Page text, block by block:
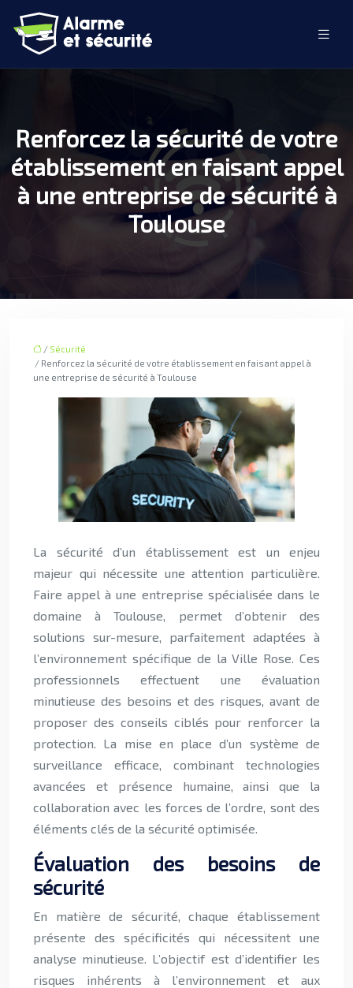
Renforcez la sécurité de votre
établissement en faisant appel
à une entreprise de sécurité à
Toulouse
/ Sécurité
/ Renforcez la sécurité de votre établissement en faisant appel à
une entreprise de sécurité à Toulouse
La sécurité d’un établissement est un enjeu
majeur qui nécessite une attention particulière.
Faire appel à une entreprise spécialisée dans le
domaine à Toulouse, permet d’obtenir des
solutions sur-mesure, parfaitement adaptées à
l’environnement spécifique de la Ville Rose. Ces
professionnels effectuent une évaluation
minutieuse des besoins et des risques, avant de
proposer des conseils ciblés pour renforcer la
protection. La mise en place d’un système de
surveillance efficace, combinant technologies
avancées et présence humaine, ainsi que la
collaboration avec les forces de l’ordre, sont des
éléments clés de la sécurité optimisée.
Évaluation des besoins de
sécurité
En matière de sécurité, chaque établissement
présente des spécificités qui nécessitent une
analyse minutieuse. L’objectif est d’identifier les
risques inhérents à l’environnement et aux